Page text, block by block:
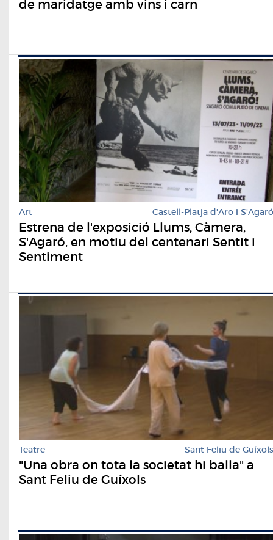
de maridatge amb vins i carn
Art Castell-Platja d'Aro i S'Agaró
Estrena de l'exposició Llums, Càmera,
S'Agaró, en motiu del centenari Sentit i
Sentiment
Teatre Sant Feliu de Guíxols
"Una obra on tota la societat hi balla" a
Sant Feliu de Guíxols